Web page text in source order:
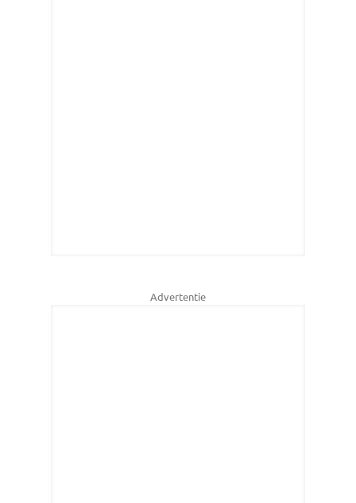
Advertentie